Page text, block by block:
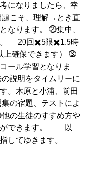
になりましたら、幸
こそ、理解→とき直
なります。 ⓶集中、
。 20回✖️5限✖️1.5時
上確保できます） ⓷
ール学習となりま
説明をタイムリーに
。木原と小浦、前田
の宿題、テストによ
の生徒のすすめ方や
ができます。 以
してゆきます。